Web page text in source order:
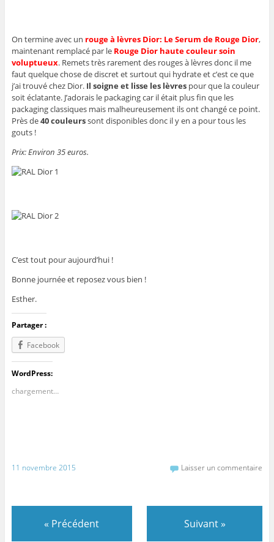
On termine avec un rouge à lèvres Dior: Le Serum de Rouge Dior,
maintenant remplacé par le Rouge Dior haute couleur soin
voluptueux. Remets très rarement des rouges à lèvres donc il me
faut quelque chose de discret et surtout qui hydrate et c’est ce que
j’ai trouvé chez Dior. Il soigne et lisse les lèvrespour que la couleur
soit éclatante. J’adorais le packaging car il était plus fin que les
packaging classiques mais malheureusement ils ont changé ce point.
Près de40 couleurssont disponibles donc il y en a pour tous les
gouts !
Prix: Environ 35 euros.
C’est tout pour aujourd’hui !
Bonne journée et reposez vous bien !
Esther.
Partager :
Facebook
WordPress:
chargement…
11 novembre 2015 Laisser un commentaire
« Précédent Suivant»